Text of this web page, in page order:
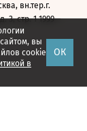
вы
cookie
в
ОК
вн.тер.г.
3, стр. 1 1999—